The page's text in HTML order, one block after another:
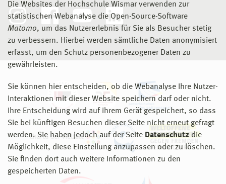
Die Websites der Hochschule Wismar verwenden zur
statistischen Webanalyse die Open-Source-Software
Matomo, um das Nutzererlebnis für Sie als Besucher stetig
zu verbessern. Hierbei werden sämtliche Daten anonymisiert
erfasst, um den Schutz personenbezogener Daten zu
gewährleisten.
Sie können hier entscheiden, ob die Webanalyse Ihre Nutzer-
Interaktionen mit dieser Website speichern darf oder nicht.
Ihre Entscheidung wird auf ihrem Gerät gespeichert, so dass
Sie bei künftigen Besuchen dieser Seite nicht erneut gefragt
werden. Sie haben jedoch auf der Seite Datenschutz die
Möglichkeit, diese Einstellung anzupassen oder zu löschen.
Sie finden dort auch weitere Informationen zu den
gespeicherten Daten.